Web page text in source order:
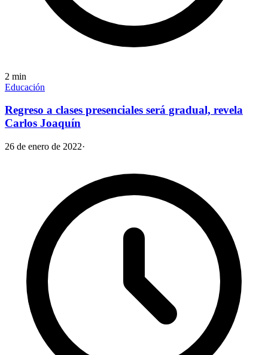
2 min
Educación
Regreso a clases presenciales será gradual, revela
Carlos Joaquín
26 de enero de 2022·